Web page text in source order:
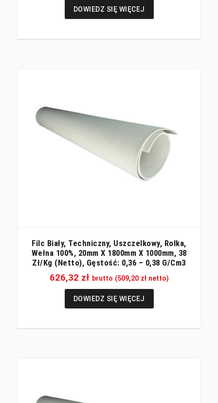
DOWIEDZ SIĘ WIĘCEJ
Filc Biały, Techniczny, Uszczelkowy, Rolka,
Wełna 100%, 20mm X 1800mm X 1000mm, 38
Zł/kg (netto), Gęstość: 0,36 – 0,38 G/cm3
626,32 zł brutto (509,20 złnetto)
DOWIEDZ SIĘ WIĘCEJ